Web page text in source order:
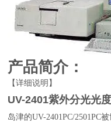
产品简介：
【详细说明】
UV-2401紫外分光光
岛津的UV-2401PC/2501PC